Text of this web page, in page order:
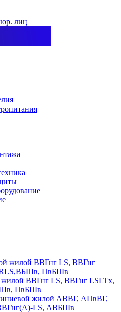
лиц
жилой ВВГнг LS, ВВГнг LSLTx,
ПвБШв